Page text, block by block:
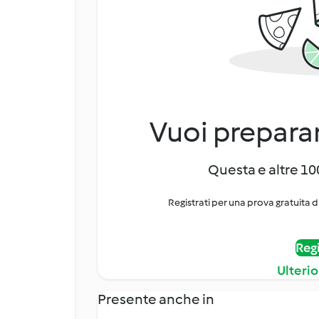
Vuoi
Questa e altre
Registrati per una prova gratuita
Presente anche in